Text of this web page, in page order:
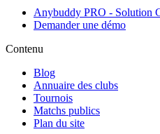
Anybuddy PRO - Solution
Demander une démo
Contenu
Blog
Annuaire des clubs
Tournois
Matchs publics
Plan du site